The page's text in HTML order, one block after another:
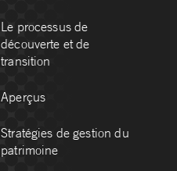
Le processus de
découverte et de
transition
Aperçus
Stratégies de gestion du
patrimoine